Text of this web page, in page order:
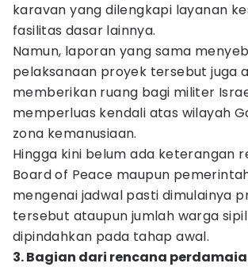
karavan yang dilengkapi layanan
fasilitas dasar lainnya.
Namun, laporan yang sama
pelaksanaan proyek tersebut juga
memberikan ruang bagi militer
memperluas kendali atas wilayah
zona kemanusiaan.
Hingga kini belum ada keterangan
Board of Peace maupun
mengenai jadwal pasti dimulainya
tersebut ataupun jumlah warga
dipindahkan pada tahap awal.
3. Bagian dari rencana